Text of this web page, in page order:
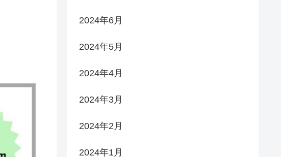
2024年6月
2024年5月
2024年4月
2024年3月
2024年2月
2024年1月